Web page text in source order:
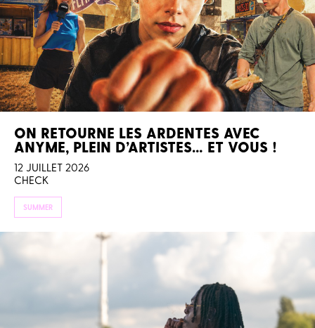
ON RETOURNE LES ARDENTES AVEC
ANYME, PLEIN D’ARTISTES… ET VOUS !
12 JUILLET 2026
CHECK
SUMMER